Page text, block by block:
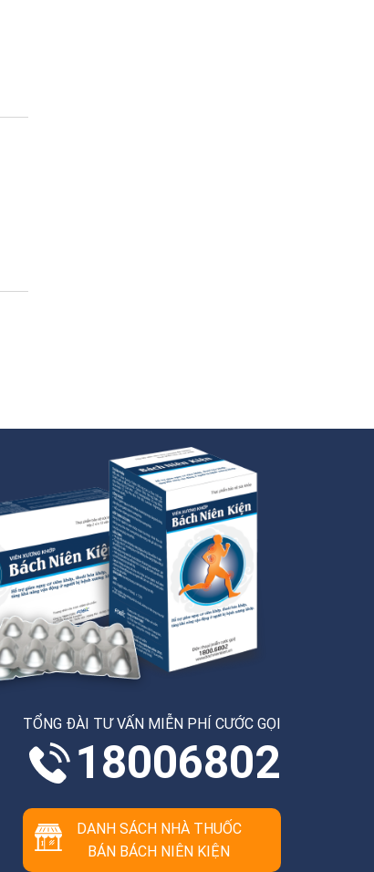
TỔNG ĐÀI TƯ VẤN MIỄN PHÍ CƯỚC GỌI
18006802
DANH SÁCH NHÀ THUỐC
BÁN BÁCH NIÊN KIỆN